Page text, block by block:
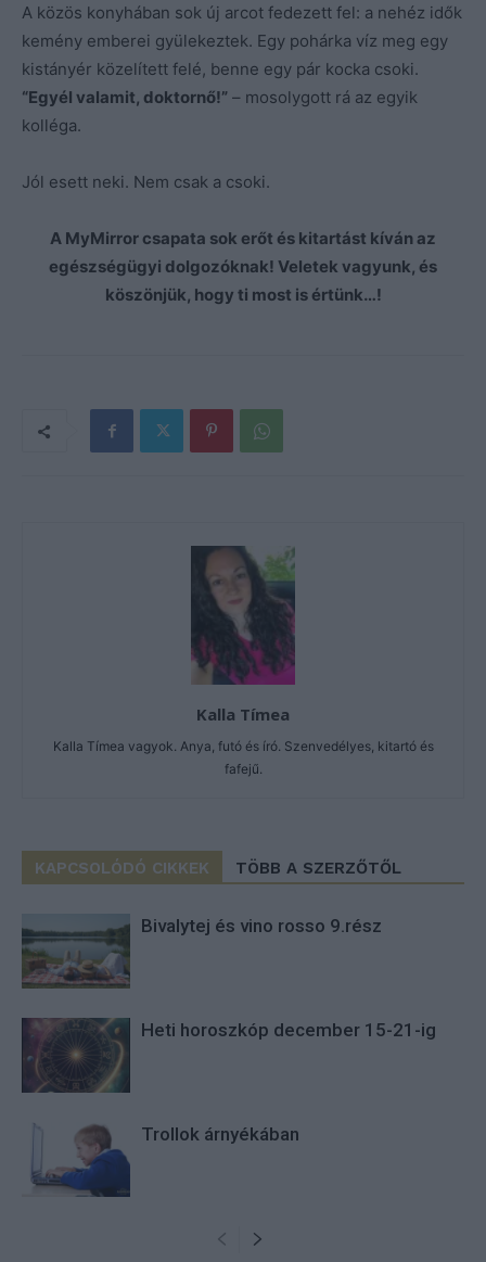
A közös konyhában sok új arcot fedezett fel: a nehéz idők
kemény emberei gyülekeztek. Egy pohárka víz meg egy
kistányér közelített felé, benne egy pár kocka csoki.
“Egyél valamit, doktornő!” – mosolygott rá az egyik
kolléga.
Jól esett neki. Nem csak a csoki.
A MyMirror csapata sok erőt és kitartást kíván az
egészségügyi dolgozóknak! Veletek vagyunk, és
köszönjük, hogy ti most is értünk…!
Kalla Tímea
Kalla Tímea vagyok. Anya, futó és író. Szenvedélyes, kitartó és
fafejű.
KAPCSOLÓDÓ CIKKEK TÖBB A SZERZŐTŐL
Bivalytej és vino rosso 9.rész
Heti horoszkóp december 15-21-ig
Trollok árnyékában